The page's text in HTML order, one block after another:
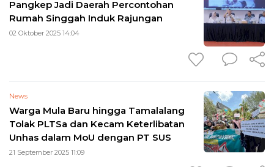
Pangkep Jadi Daerah Percontohan
Rumah Singgah Induk Rajungan
02 Oktober 2025 14:04
News
Warga Mula Baru hingga Tamalalang
Tolak PLTSa dan Kecam Keterlibatan
Unhas dalam MoU dengan PT SUS
21 September 2025 11:09